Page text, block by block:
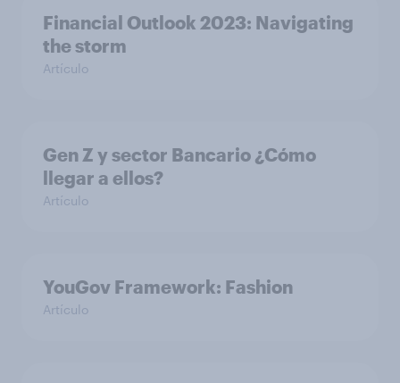
Financial Outlook 2023: Navigating
the storm
Artículo
Gen Z y sector Bancario ¿Cómo
llegar a ellos?
Artículo
YouGov Framework: Fashion
Artículo